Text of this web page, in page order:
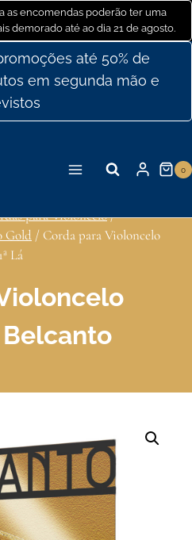
as encomendas poderão ter uma
demorado até ao dia 21 de agosto.
até 50% de
em segunda mão e
0
para Violoncelo/
Gold / Corda para Violoncelo
Lá